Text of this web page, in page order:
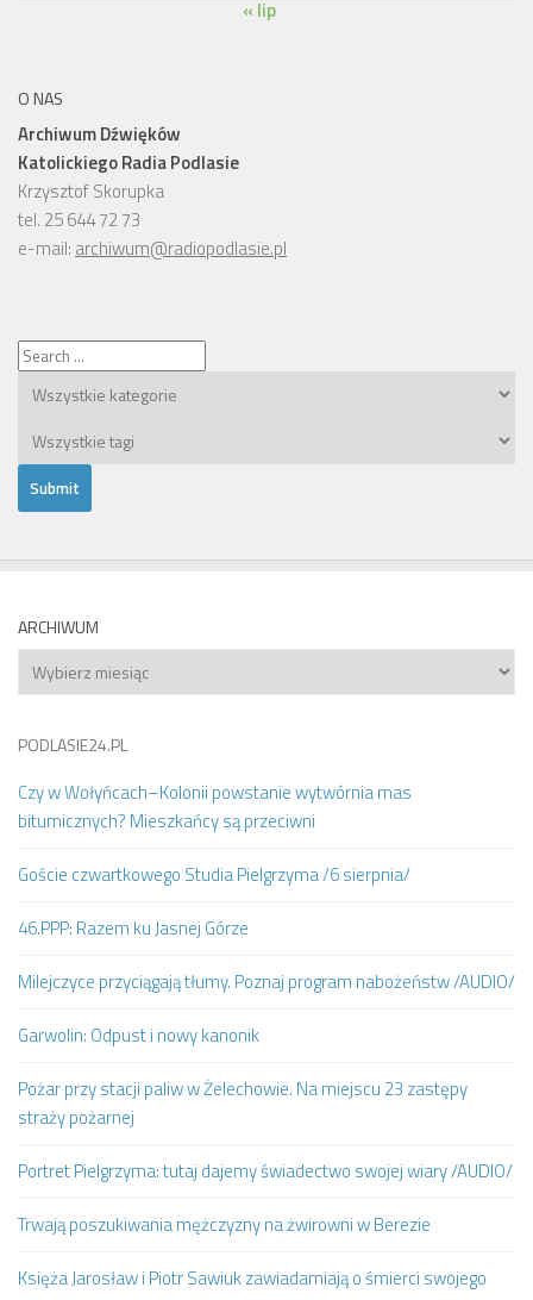
« lip
O NAS
Archiwum Dźwięków
Katolickiego Radia Podlasie
Krzysztof Skorupka
tel. 25 644 72 73
e-mail: archiwum@radiopodlasie.pl
ARCHIWUM
Archiwum
PODLASIE24.PL
Czy w Wołyńcach–Kolonii powstanie wytwórnia mas
bitumicznych? Mieszkańcy są przeciwni
Goście czwartkowego Studia Pielgrzyma /6 sierpnia/
46.PPP: Razem ku Jasnej Górze
Milejczyce przyciągają tłumy. Poznaj program nabożeństw /AUDIO/
Garwolin: Odpust i nowy kanonik
Pożar przy stacji paliw w Żelechowie. Na miejscu 23 zastępy
straży pożarnej
Portret Pielgrzyma: tutaj dajemy świadectwo swojej wiary /AUDIO/
Trwają poszukiwania mężczyzny na żwirowni w Berezie
Księża Jarosław i Piotr Sawiuk zawiadamiają o śmierci swojego